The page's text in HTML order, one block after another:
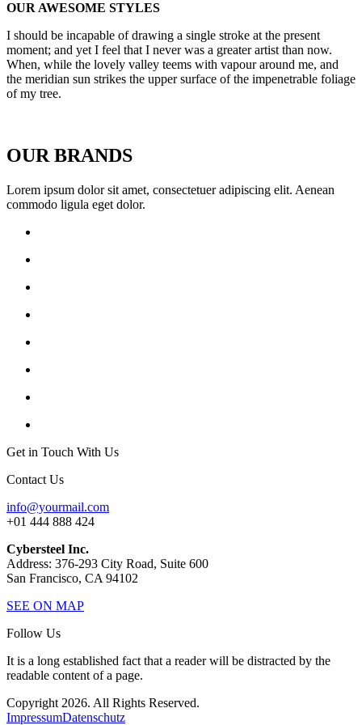
OUR AWESOME STYLES
I should be incapable of drawing a single stroke at the present
moment; and yet I feel that I never was a greater artist than now.
When, while the lovely valley teems with vapour around me, and
the meridian sun strikes the upper surface of the impenetrable foliage
of my tree.
OUR BRANDS
Lorem ipsum dolor sit amet, consectetuer adipiscing elit. Aenean
commodo ligula eget dolor.
Get in Touch With Us
Contact Us
info@yourmail.com
+01 444 888 424
Cybersteel Inc.
Address: 376-293 City Road, Suite 600
San Francisco, CA 94102
SEE ON MAP
Follow Us
It is a long established fact that a reader will be distracted by the
readable content of a page.
Copyright 2026. All Rights Reserved.
ImpressumDatenschutz